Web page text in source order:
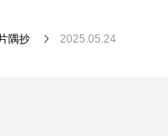
片隅抄 2025.05.24